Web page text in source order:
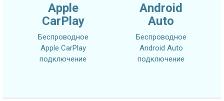
Apple
CarPlay
Беспроводное
Apple CarPlay
подключение
Android
Auto
Беспроводное
Android Auto
подключение